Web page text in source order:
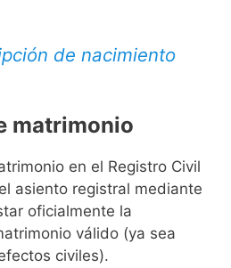
de nacimiento
matrimonio
en el Registro Civil
asiento registral mediante
oficialmente la
válido (ya sea
civiles).